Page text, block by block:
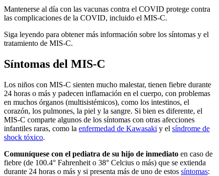
Mantenerse al día con las vacunas contra el COVID protege contra
las complicaciones de la COVID, incluido el MIS-C.
Siga leyendo para obtener más información sobre los síntomas y el
tratamiento de MIS-C.
Síntomas del MIS-C
Los niños con MIS-C sienten mucho malestar, tienen fiebre durante
24 horas o más y padecen inflamación en el cuerpo, con problemas
en muchos órganos (multisistémicos), como los intestinos, el
corazón, los pulmones, la piel y la sangre. Si bien es diferente, el
MIS-C comparte algunos de los síntomas con otras afecciones
infantiles raras, como la enfermedad de Kawasaki y el síndrome de
shock tóxico.
Comuníquese con el pediatra de su hijo de inmediato en caso de
fiebre (de 100.4° Fahrenheit o 38° Celcius o más) que se extienda
durante 24 horas o más y si presenta más de uno de estos síntomas: